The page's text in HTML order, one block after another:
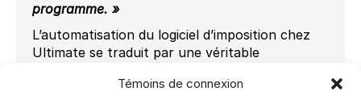
Témoins de connexion
programme. »
L’automatisation du logiciel d’imposition chez
Ultimate se traduit par une véritable
productivité, Ultimate Impostrip® optimise